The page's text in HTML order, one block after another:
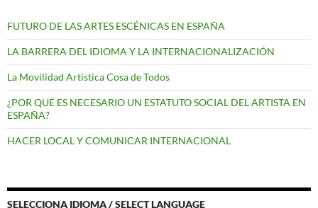
FUTURO DE LAS ARTES ESCÉNICAS EN ESPAÑA
LA BARRERA DEL IDIOMA Y LA INTERNACIONALIZACIÓN
La Movilidad Artística Cosa de Todos
¿POR QUÉ ES NECESARIO UN ESTATUTO SOCIAL DEL ARTISTA EN
ESPAÑA?
HACER LOCAL Y COMUNICAR INTERNACIONAL
SELECCIONA IDIOMA / SELECT LANGUAGE